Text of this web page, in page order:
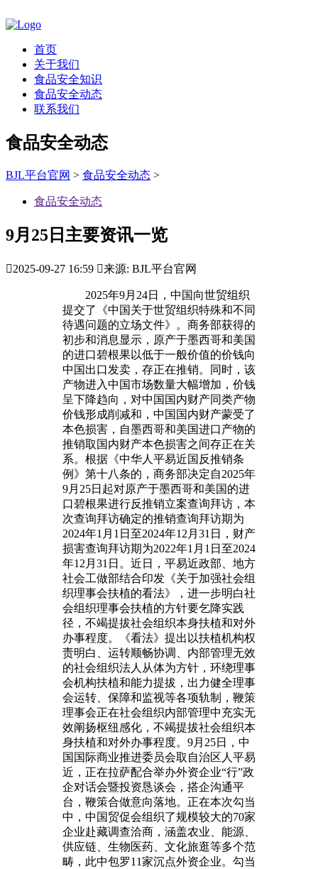
首页
关于我们
食品安全知识
食品安全动态
联系我们
食品安全动态
BJL平台官网 > 食品安全动态 >
食品安全动态
9月25日主要资讯一览
2025-09-27 16:59 来源: BJL平台官网
2025年9月24日，中国向世贸组织
提交了《中国关于世贸组织特殊和不同
待遇问题的立场文件》。商务部获得的
初步和消息显示，原产于墨西哥和美国
的进口碧根果以低于一般价值的价钱向
中国出口发卖，存正在推销。同时，该
产物进入中国市场数量大幅增加，价钱
呈下降趋向，对中国国内财产同类产物
价钱形成削减和，中国国内财产蒙受了
本色损害，自墨西哥和美国进口产物的
推销取国内财产本色损害之间存正在关
系。根据《中华人平易近国反推销条
例》第十八条的，商务部决定自2025年
9月25日起对原产于墨西哥和美国的进
口碧根果进行反推销立案查询拜访，本
次查询拜访确定的推销查询拜访期为
2024年1月1日至2024年12月31日，财产
损害查询拜访期为2022年1月1日至2024
年12月31日。近日，平易近政部、地方
社会工做部结合印发《关于加强社会组
织理事会扶植的看法》，进一步明白社
会组织理事会扶植的方针要乞降实践
径，不竭提拔社会组织本身扶植和对外
办事程度。《看法》提出以扶植机构权
责明白、运转顺畅协调、内部管理无效
的社会组织法人从体为方针，环绕理事
会机构扶植和能力提拔，出力健全理事
会运转、保障和监视等各项轨制，鞭策
理事会正在社会组织内部管理中充实无
效阐扬枢纽感化，不竭提拔社会组织本
身扶植和对外办事程度。9月25日，中
国国际商业推进委员会取自治区人平易
近，正在拉萨配合举办外资企业“行”政
企对话会暨投资恳谈会，搭企沟通平
台，鞭策合做意向落地。正在本次勾当
中，中国贸促会组织了规模较大的70家
企业赴藏调查洽商，涵盖农业、能源、
供应链、生物医药、文化旅逛等多个范
畴，此中包罗11家沉点外资企业。勾当